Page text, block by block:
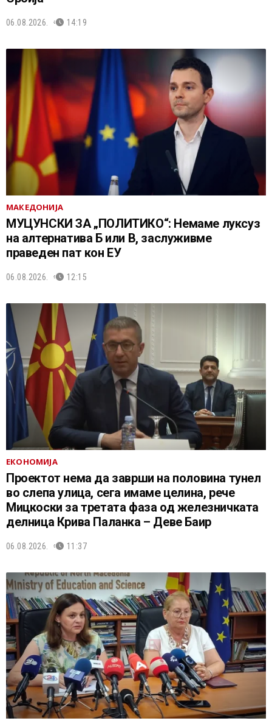
06.08.2026. 14:19
МАКЕДОНИЈА
МУЦУНСКИ ЗА „ПОЛИТИКО“: Немаме луксуз
на алтернатива Б или В, заслуживме
праведен пат кон ЕУ
06.08.2026. 12:15
ЕКОНОМИЈА
Проектот нема да заврши на половина тунел
во слепа улица, сега имаме целина, рече
Мицкоски за третата фаза од железничката
делница Крива Паланка – Деве Баир
06.08.2026. 11:37